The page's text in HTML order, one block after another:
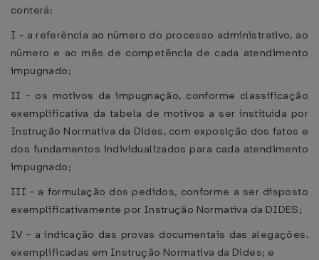
conterá:
I - a referência ao número do processo administrativo, ao
número e ao mês de competência de cada atendimento
impugnado;
II - os motivos da impugnação, conforme classificação
exemplificativa da tabela de motivos a ser instituída por
Instrução Normativa da Dides, com exposição dos fatos e
dos fundamentos individualizados para cada atendimento
impugnado;
III - a formulação dos pedidos, conforme a ser disposto
exemplificativamente por Instrução Normativa da DIDES;
IV - a indicação das provas documentais das alegações,
exemplificadas em Instrução Normativa da Dides; e